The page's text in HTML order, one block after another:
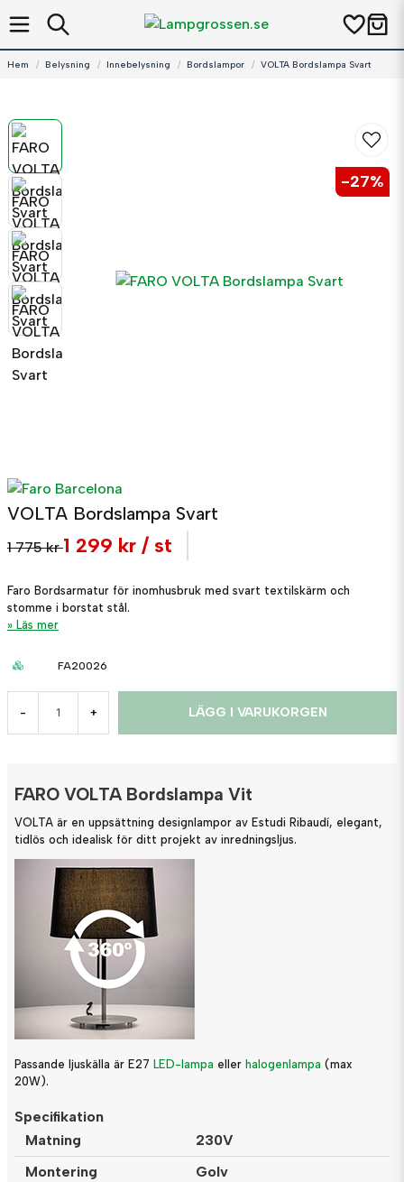
Hem Belysning Innebelysning Bordslampor VOLTA Bordslampa Svart
-27%
VOLTA Bordslampa Svart
1 775 kr1 299 kr / st
Faro Bordsarmatur för inomhusbruk med svart textilskärm och
stomme i borstat stål.
Läs mer
FA20026
- + LÄGG I VARUKORGEN
FARO VOLTA Bordslampa Vit
VOLTA är en uppsättning designlampor av Estudi Ribaudí, elegant,
tidlös och idealisk för ditt projekt av inredningsljus.
Passande ljuskälla är E27 LED-lampa eller halogenlampa (max
20W).
Specifikation
Matning
230V
Montering
Golv